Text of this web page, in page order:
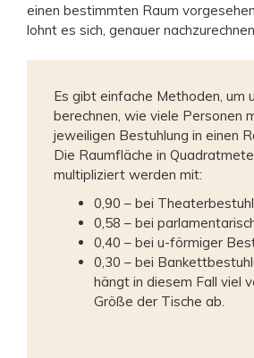
einen bestimmten Raum
lohnt es sich, genauer nachzurechnen.
Es gibt einfache Methoden, um
berechnen, wie viele Personen
jeweiligen Bestuhlung in einen
Die Raumfläche in
multipliziert werden mit:
0,90 – bei
0,58 – bei
0,40 – bei u-förmiger
0,30 – bei
hängt in diesem Fall viel
Größe der Tische ab.